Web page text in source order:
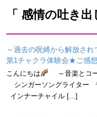
「 感情の吐き
～過去の呪縛から解放さ
第1チャクラ体験会★ご感想
こんにちは
～音楽とコー
シンガーソングライター
インナーチャイル […]